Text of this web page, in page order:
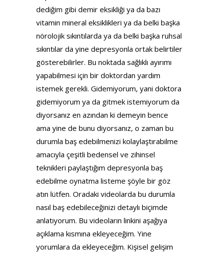
dediğim gibi demir eksikliği ya da bazı
vitamin mineral eksiklikleri ya da belki başka
nörolojik sıkıntılarda ya da belki başka ruhsal
sıkıntılar da yine depresyonla ortak belirtiler
gösterebilirler. Bu noktada sağlıklı ayırımı
yapabilmesi için bir doktordan yardım
istemek gerekli. Gidemiyorum, yani doktora
gidemiyorum ya da gitmek istemiyorum da
diyorsanız en azından ki demeyin bence
ama yine de bunu diyorsanız, o zaman bu
durumla baş edebilmenizi kolaylaştırabilme
amacıyla çeşitli bedensel ve zihinsel
teknikleri paylaştığım depresyonla baş
edebilme oynatma listeme şöyle bir göz
atın lütfen. Oradaki videolarda bu durumla
nasıl baş edebileceğinizi detaylı biçimde
anlatıyorum. Bu videoların linkini aşağıya
açıklama kısmına ekleyeceğim. Yine
yorumlara da ekleyeceğim. Kişisel gelişim